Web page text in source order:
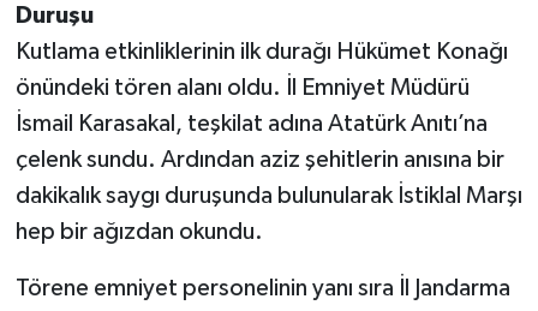
Duruşu
Kutlama etkinliklerinin ilk durağı Hükümet Konağı
önündeki tören alanı oldu. İl Emniyet Müdürü
İsmail Karasakal, teşkilat adına Atatürk Anıtı’na
çelenk sundu. Ardından aziz şehitlerin anısına bir
dakikalık saygı duruşunda bulunularak İstiklal Marşı
hep bir ağızdan okundu.
Törene emniyet personelinin yanı sıra İl Jandarma